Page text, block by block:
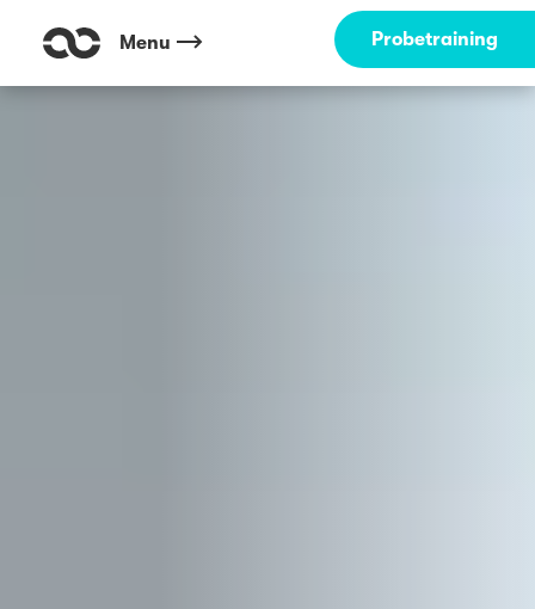
Menu Probetraining
Outdoor Fitness direkt um die Ecke: Max-Eyth-See Stuttgart ☀️